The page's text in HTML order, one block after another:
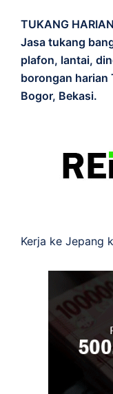
TUKANG
Jasa tukang
plafon, lantai,
borongan harian
Bogor, Bekasi.
Kerja ke Jepang